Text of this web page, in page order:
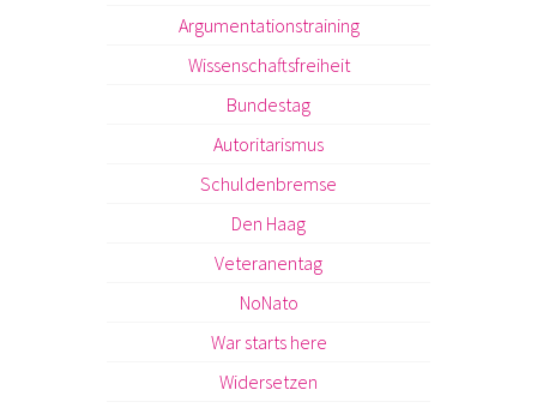
Argumentationstraining
Wissenschaftsfreiheit
Bundestag
Autoritarismus
Schuldenbremse
Den Haag
Veteranentag
NoNato
War starts here
Widersetzen